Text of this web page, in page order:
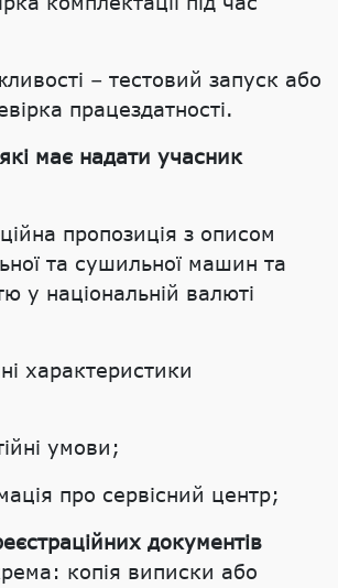
– тестовий запуск або
працездатності.
має надати учасник
пропозиція з описом
та сушильної машин та
у національній валюті
умови;
про сервісний центр;
документів
копія виписки або